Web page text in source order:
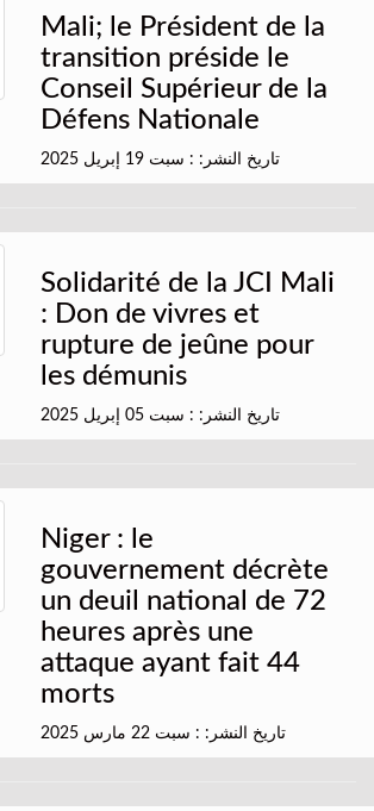
Mali; le Président de la
transition préside le
Conseil Supérieur de la
Défens Nationale
تاريخ النشر: : سبت 19 إبريل 2025
Solidarité de la JCI Mali
: Don de vivres et
rupture de jeûne pour
les démunis
تاريخ النشر: : سبت 05 إبريل 2025
Niger : le
gouvernement décrète
un deuil national de 72
heures après une
attaque ayant fait 44
morts
تاريخ النشر: : سبت 22 مارس 2025